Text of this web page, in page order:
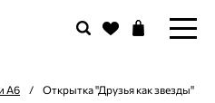
А6 / Открытка "Друзья как звезды"